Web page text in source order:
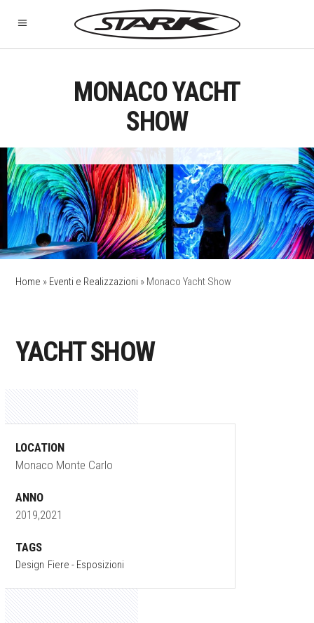
MONACO YACHT
SHOW
Home » Eventi e Realizzazioni » Monaco Yacht Show
YACHT SHOW
LOCATION
Monaco Monte Carlo
ANNO
2019,2021
TAGS
Design Fiere - Esposizioni